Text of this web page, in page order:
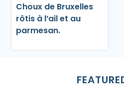
Choux de Bruxelles
rôtis à l’ail et au
parmesan.